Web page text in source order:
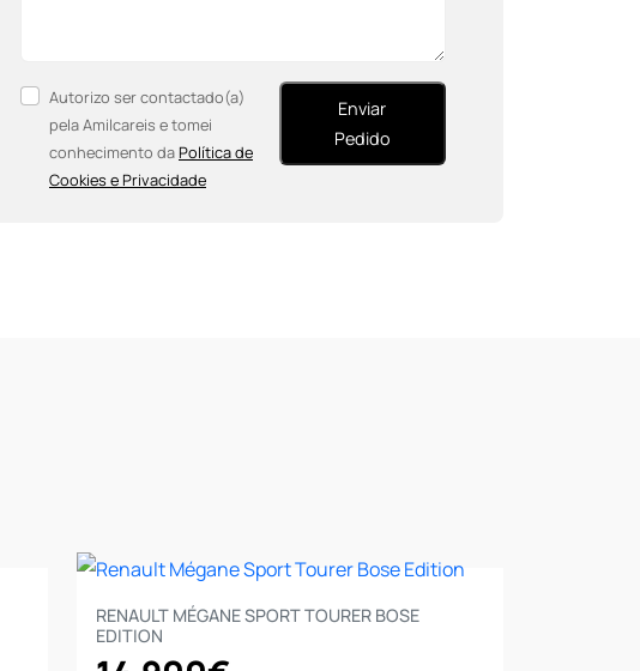
Autorizo ser contactado(a)
pela Amilcareis e tomei
conhecimento daPolítica de
Cookies e Privacidade
Enviar
Pedido
RENAULT MÉGANE SPORT TOURER BOSE
EDITION